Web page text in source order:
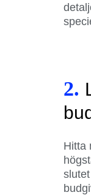
2.
Hitta